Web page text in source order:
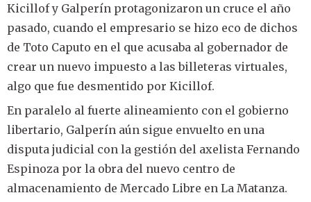
Kicillof y Galperín protagonizaron un cruce el año
pasado, cuando el empresario se hizo eco de dichos
de Toto Caputo en el que acusaba al gobernador de
crear un nuevo impuesto a las billeteras virtuales,
algo que fue desmentido por Kicillof.
En paralelo al fuerte alineamiento con el gobierno
libertario, Galperín aún sigue envuelto en una
disputa judicial con la gestión del axelista Fernando
Espinoza por la obra del nuevo centro de
almacenamiento de Mercado Libre en La Matanza.